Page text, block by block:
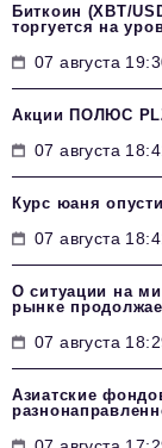
Биткоин (XBT/
торгуется на
07 августа
Акции ПОЛЮС
07 августа
Курс юаня
07 августа
О ситуации на
рынке
07 августа
Азиатские